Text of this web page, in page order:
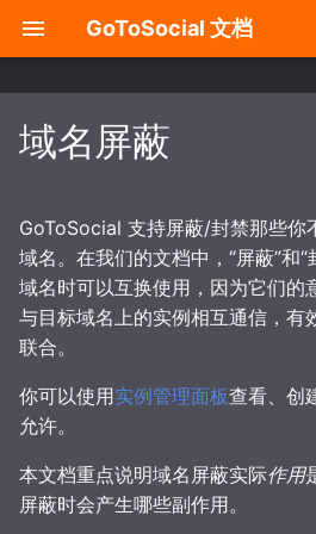
GoToSocial 文档
入
始
搜
索
设置
贴文
搜索
自定义 CSS（进阶）
密码管理
迁移
部署注意事项
发行版
安装
反向代理
创建用户
配置概述
基础配置
可信代理
数据库
Web
账户
概述
分域部署
出站 HTTP 代理
缓存
配置 TLS 证书
健康检查
域名屏蔽如何工作
安全顾虑
屏蔽规避
屏蔽公告机器人
创建域名屏蔽的副作用
概述
HTTP 签名
访问控制
请求限流与速率限制
行为体与行为体属性
互动规则
使用 API 进行身份验证
路由和方法
请求速率限制
请求限流
域名屏蔽
GoToSocial 支持屏蔽/封禁那些你
域名。在我们的文档中，“屏蔽”和
域名时可以互换使用，因为它们的
与目标域名上的实例相互通信，有
联合。
你可以使用实例管理面板查看、创
允许。
本文档重点说明域名屏蔽实际作用
屏蔽时会产生哪些副作用。